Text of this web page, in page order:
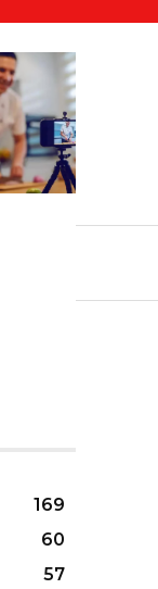
169
60
57